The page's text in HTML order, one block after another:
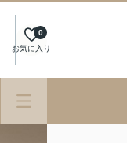
お気に入り
0